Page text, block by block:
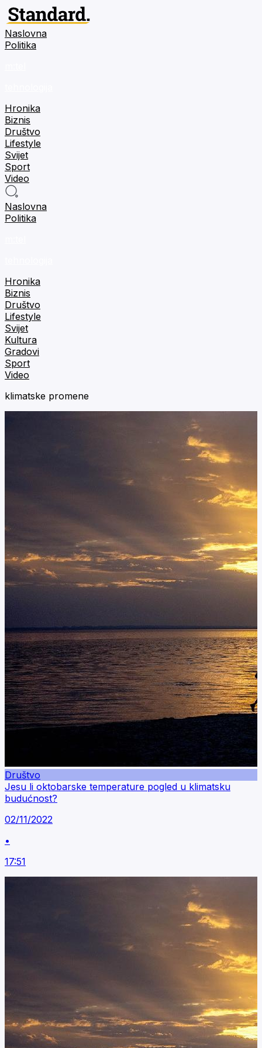
Naslovna
Politika
Hronika
Biznis
Društvo
Lifestyle
Svijet
Sport
Video
Naslovna
Politika
Hronika
Biznis
Društvo
Lifestyle
Svijet
Kultura
Gradovi
Sport
Video
klimatske promene
Društvo
Jesu li oktobarske temperature pogled u klimatsku
budućnost?
02/11/2022
•
17:51